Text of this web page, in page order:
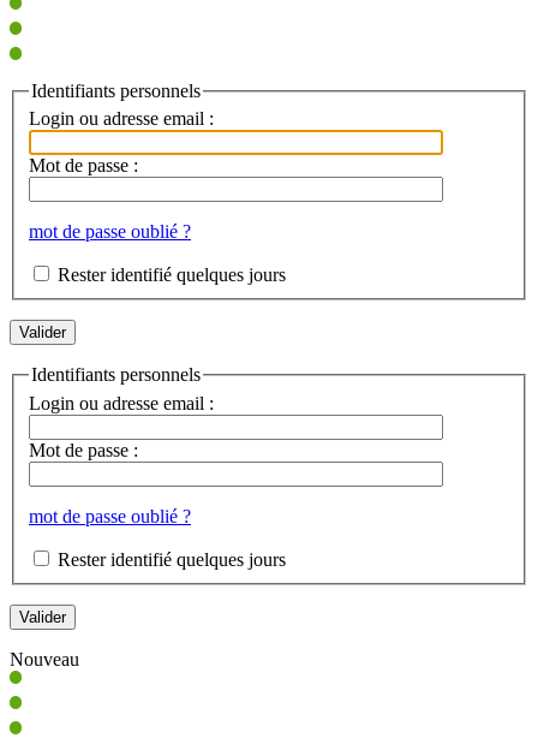
Identifiants personnels
Login ou adresse email :
Mot de passe :
mot de passe oublié ?
Rester identifié quelques jours
Identifiants personnels
Login ou adresse email :
Mot de passe :
mot de passe oublié ?
Rester identifié quelques jours
Nouveau